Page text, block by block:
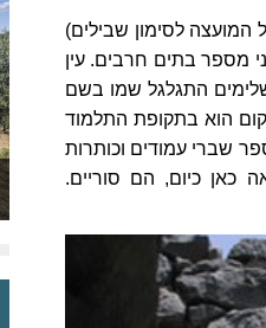
לסימון שבילים)
מספר בתים חרבים. עין
התגלגל שמו בשם
הוא בתקופת התלמוד
שברי עמודים וכותרות
כאן כיום, הם סוריים.